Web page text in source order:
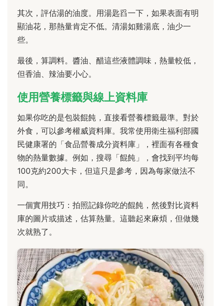
其次，評估湯的油度。用湯匙舀一下，如果表面有明
顯油花，那熱量肯定不低。清湯如雞湯底，油少一
些。
最後，算調料。醬油、醋這些液體調味，熱量較低，
但香油、辣油要小心。
使用營養標籤與線上資料庫
如果你吃的是包裝餛飩，直接看營養標籤最準。對於
外食，可以參考權威資料庫。我常使用衛生福利部國
民健康署的「食品營養成分資料庫」，裡面有各種食
物的熱量數據。例如，搜尋「餛飩」，會找到平均每
100克約200大卡，但這只是參考，因為每家做法不
同。
一個實用技巧：拍照記錄你吃的餛飩，然後對比資料
庫的圖片或描述，估算熱量。這聽起來麻煩，但做幾
次就熟了。